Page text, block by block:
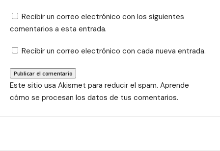
Recibir un correo electrónico con los siguientes
comentarios a esta entrada.
Recibir un correo electrónico con cada nueva entrada.
Este sitio usa Akismet para reducir el spam. Aprende
cómo se procesan los datos de tus comentarios.